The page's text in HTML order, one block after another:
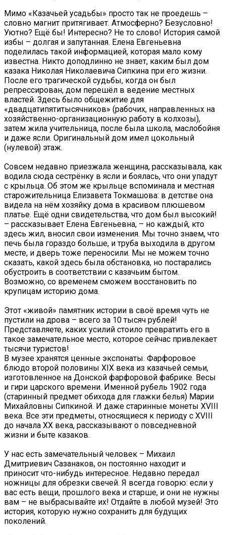
Мимо «Казачьей усадьбы» просто так не проедешь –
словно магнит притягивает. Атмосферно? Безусловно!
Уютно? Ещё бы! Интересно? Не то слово! История самой
избы – долгая и запутанная. Елена Евгеньевна
поделилась такой информацией, которая мало кому
известна. Никто доподлинно не знает, каким был дом
казака Николая Николаевича Сипкина при его жизни.
После его трагической судьбы, когда он был
репрессирован, дом перешёл в ведение местных
властей. Здесь было общежитие для
«двадцатипятитысячников» (рабочих, направленных на
хозяйственно-организационную работу в колхозы),
затем жила учительница, после была школа, маслобойня
и даже ясли. Оригинальный дом имел цокольный
(нулевой) этаж.
Совсем недавно приезжала женщина, рассказывала, как
водила сюда сестрёнку в ясли и боялась, что они упадут
с крыльца. Об этом же крыльце вспоминала и местная
старожительница Елизавета Токмашова: в детстве она
видела на нём хозяйку дома в красивом плюшевом
платье. Ещё одни свидетельства, что дом был высокий!
– рассказывает Елена Евгеньевна, – но каждый, кто
здесь жил, вносил свои изменения. Мы точно знаем, что
печь была гораздо больше, и труба выходила в другом
месте, и дверь тоже переносили. Мы не можем точно
сказать, какой здесь была обстановка, но постарались
обустроить в соответствии с казачьим бытом.
Возможно, со временем сможем восстановить по
крупицам историю дома.
Этот «живой» памятник истории в своё время чуть не
пустили на дрова – всего за 10 тысяч рублей!
Представляете, каких усилий стоило превратить его в
такое замечательное место, которое сейчас привлекает
тысячи туристов!
В музее хранятся ценные экспонаты. Фарфоровое
блюдо второй половины XIX века из казачьей семьи,
изготовленное на Донской фарфоровой фабрике. Весы
и гири царского времени. Именной рубель 1902 года
(старинный предмет обихода для глажки белья) Марии
Михайловны Сипкиной. И даже старинные монеты XVIII
века. Все эти предметы, относящиеся к периоду с XVIII
до начала XX века, рассказывают о повседневной
жизни и быте казаков.
У нас есть замечательный человек – Михаил
Дмитриевич Сазанаков, он постоянно находит и
приносит что-нибудь интересное. Недавно передал
ножницы для обрезки свечей. Я всегда говорю: если у
вас есть вещи, прошлого века и старше, и они не нужны
вам – не выбрасывайте их! Отдайте в любой музей! Это
история, которую нужно сохранить для будущих
поколений.